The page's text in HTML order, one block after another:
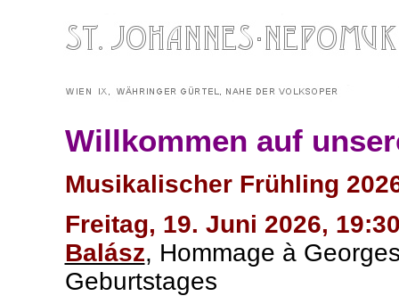
Willkommen auf
Musikalischer Frühling
Freitag, 19. Juni 2026,
Balász, Hommage à
Geburtstages